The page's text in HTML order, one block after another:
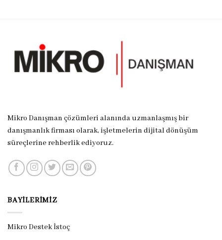
Mikro Danışman çözümleri alanında uzmanlaşmış bir
danışmanlık firması olarak, işletmelerin dijital dönüşüm
süreçlerine rehberlik ediyoruz.
BAYILERIMIZ
Mikro Destek İstoç